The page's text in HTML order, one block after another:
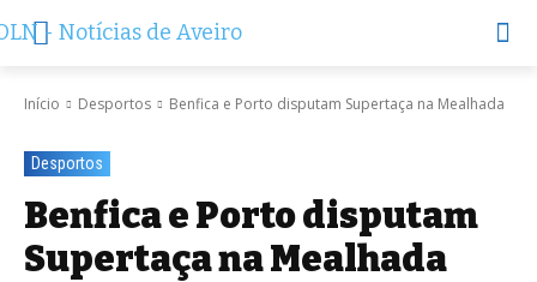
Início Desportos Benfica e Porto disputam Supertaça na Mealhada
Desportos
Benfica e Porto disputam
Supertaça na Mealhada